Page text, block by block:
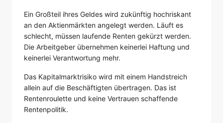
Ein Großteil ihres Geldes wird zukünftig hochriskant
an den Aktienmärkten angelegt werden. Läuft es
schlecht, müssen laufende Renten gekürzt werden.
Die Arbeitgeber übernehmen keinerlei Haftung und
keinerlei Verantwortung mehr.
Das Kapitalmarktrisiko wird mit einem Handstreich
allein auf die Beschäftigten übertragen. Das ist
Rentenroulette und keine Vertrauen schaffende
Rentenpolitik.